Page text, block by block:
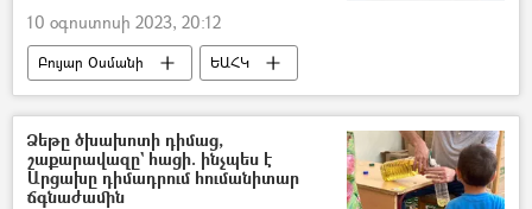
10 օգոստոսի 2023, 20:12
Բույար Օսմանի
ԵԱՀԿ
ԵԱՀԿ Մինսկի Խումբ
Արարատ Միրզոյան
Ջեյհուն Բայրամով
Ձեթը ծխախոտի դիմաց,
շաքարավազը` հացի. ինչպես է
Արցախը դիմադրում հումանիտար
ճգնաժամին